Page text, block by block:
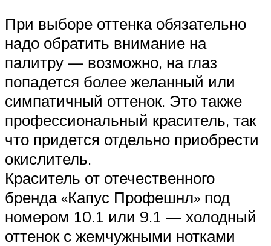
При выборе оттенка обязательно
надо обратить внимание на
палитру — возможно, на глаз
попадется более желанный или
симпатичный оттенок. Это также
профессиональный краситель, так
что придется отдельно приобрести
окислитель.
Краситель от отечественного
бренда «Капус Профешнл» под
номером 10.1 или 9.1 — холодный
оттенок с жемчужными нотками